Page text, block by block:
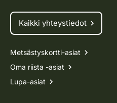
Kaikki yhteystiedot
Metsästyskortti-asiat
Oma riista -asiat
Lupa-asiat